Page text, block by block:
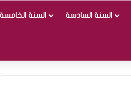
السنة الخامسة السنة السادسة